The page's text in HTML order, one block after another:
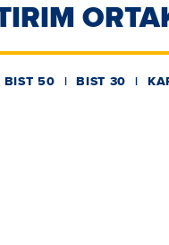
BIST 50 BIST 30